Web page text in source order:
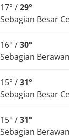
17° /29°
Sebagian Besar
16° /30°
Sebagian Berawan
15° /31°
Sebagian Besar
15° /31°
Sebagian Berawan